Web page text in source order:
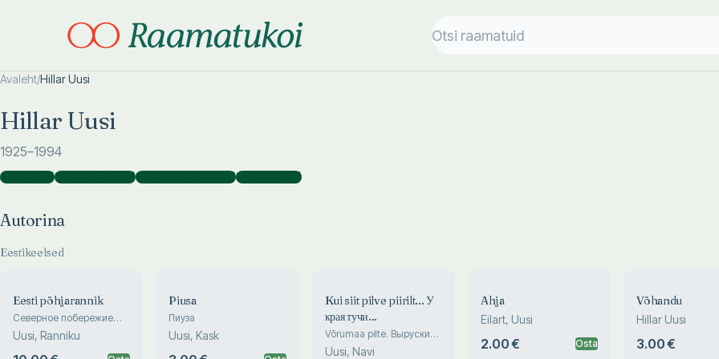
Avaleht/Hillar Uusi
Hillar Uusi
1925–1994
Autorina )Fotograafina )Kaanekujundajana )Koostajana )
Autorina
Eestikeelsed
Eesti põhjarannik
Северное побережие
Эстоний. Estonian
Northern Coast
Uusi, Ranniku
Piusa
Пиуза
Uusi, Kask
Kui siit pilve piirilt... У
края тучи...
Võrumaa pilte. Выруские
картинки
Uusi, Navi
Ahja
Eilart, Uusi
2.00 € Osta
Võhandu
Hillar Uusi
3.00 €